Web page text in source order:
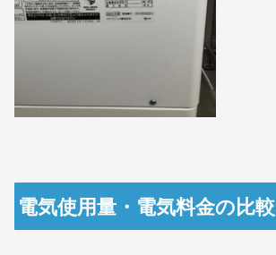
電気使用量・電気料金の比較